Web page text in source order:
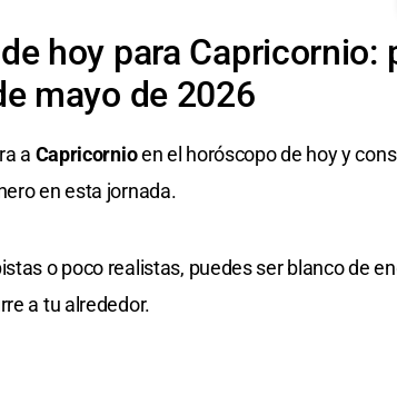
hoy para Capricornio:
mayo de 2026
a Capricornioen el horóscopo de hoy y
en esta jornada.
o poco realistas, puedes ser blanco de
a tu alrededor.